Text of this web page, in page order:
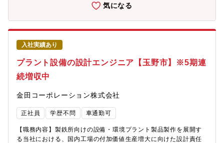
気になる
入社実績あり
プラント設備の設計エンジニア【玉野市】※5期連
続増収中
金田コーポレーション株式会社
正社員 学歴不問 車通勤可
【職務内容】製鉄所向けの設備・環境プラント製品製作を展開す
る当社における、国内工場の付加価値生産増大に向けた設計責任